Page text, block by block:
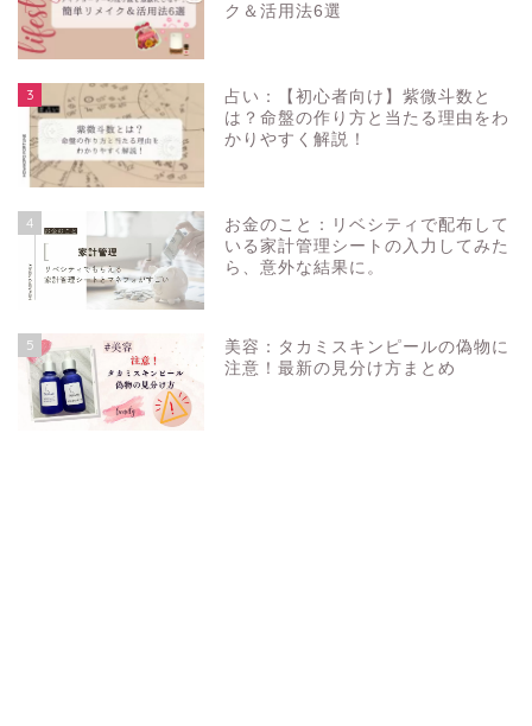
ク＆活用法6選
3
占い：【初心者向け】紫微斗数と
は？命盤の作り方と当たる理由をわ
かりやすく解説！
4
お金のこと：リベシティで配布して
いる家計管理シートの入力してみた
ら、意外な結果に。
5
美容：タカミスキンピールの偽物に
注意！最新の見分け方まとめ